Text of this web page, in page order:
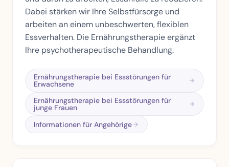
Dabei stärken wir Ihre Selbstfürsorge und
arbeiten an einem unbeschwerten, flexiblen
Essverhalten. Die Ernährungstherapie ergänzt
Ihre psychotherapeutische Behandlung.
Ernährungstherapie bei Essstörungen für
Erwachsene
Ernährungstherapie bei Essstörungen für
junge Frauen
Informationen für Angehörige